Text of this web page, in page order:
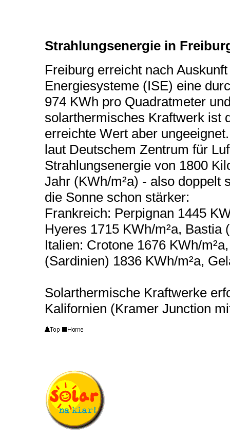
Strahlungsenergie in
Freiburg erreicht nach
Energiesysteme (ISE) eine
974 KWh pro Quadratmeter
solarthermisches Kraftwerk ist
erreichte Wert aber
laut Deutschem Zentrum für
Strahlungsenergie von 1800
Jahr (KWh/m²a) - also doppelt
die Sonne schon stärker:
Frankreich: Perpignan 1445
Hyeres 1715 KWh/m²a, Bastia
Italien: Crotone 1676 KWh/
(Sardinien) 1836 KWh/m²a,
Solarthermische Kraftwerke
Kalifornien (Kramer Junction